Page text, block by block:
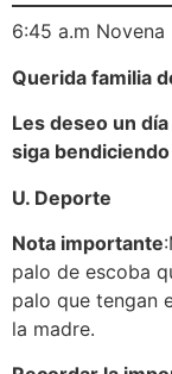
6:45 a.m
Querida familia
Les deseo un
siga
U. Deporte
Nota importante
palo de escoba
palo que tengan
la madre.